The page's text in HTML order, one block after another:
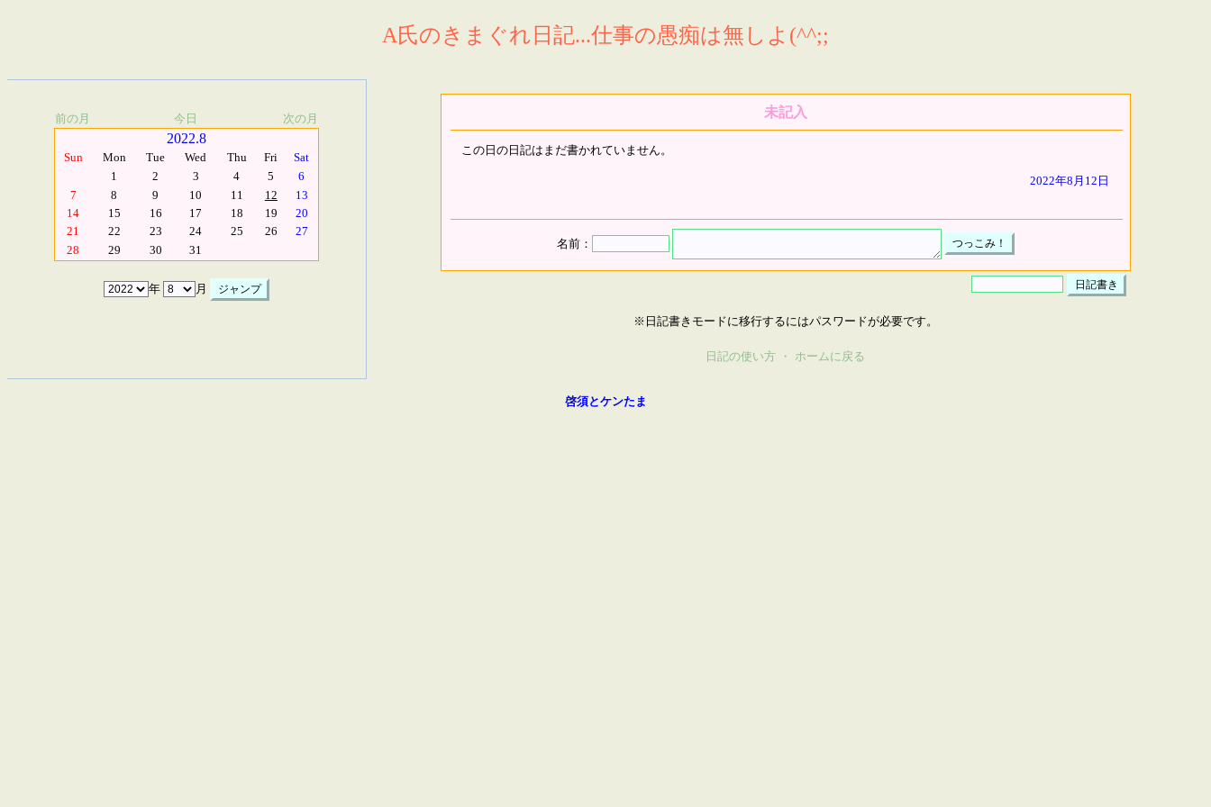
A氏のきまぐれ日記...仕事の愚痴は無しよ(^^;;
前の月 今日 次の月
2022.8
Sun Mon Tue Wed Thu Fri
Sat
1
2 3 4 5
6
7
8 9 10 11 12
13
14
15 16 17 18 19
20
21
22 23 24 25 26
27
28
29 30 31
年 月
未記入
この日の日記はまだ書かれていません。
2022年8月12日
名前：
※日記書きモードに移行するにはパスワードが必要です。
日記の使い方 ・ ホームに戻る
啓須とケンたま